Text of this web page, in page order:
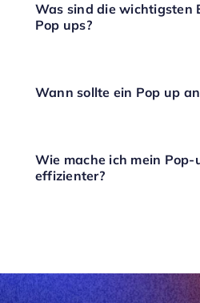
Was sind die wichtigsten
Pop ups?
Wann sollte ein Pop up
Wie mache ich mein Pop-
effizienter?